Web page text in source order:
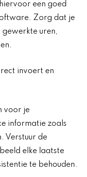
een goed
Zorg dat je
gewerkte uren,
invoert en
voor je
informatie zoals
Verstuur de
elke laatste
te behouden.